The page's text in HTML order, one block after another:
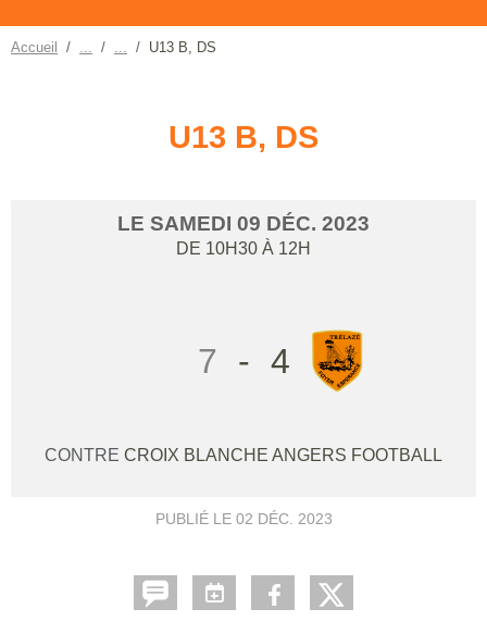
Accueil U13 B, DS
U13 B, DS
LE SAMEDI 09 DÉC. 2023
DE 10H30 À 12H
7 - 4
CONTRE CROIX BLANCHE ANGERS FOOTBALL
PUBLIÉ LE 02 DÉC. 2023